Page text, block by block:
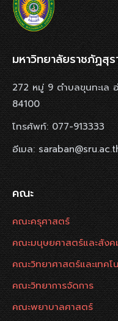
มหาวิทยาลัยราชภัฏสุ
272 หมู่ 9 ตำบลขุนทะเล
84100
โทรศัพท์: 077-913333
อีเมล:
คณะ
คณะครุศาสตร์
คณะมนุษยศาสตร์และสัง
คณะวิทยาศาสตร์และเทคโ
คณะวิทยาการจัดการ
คณะพยาบาลศาสตร์